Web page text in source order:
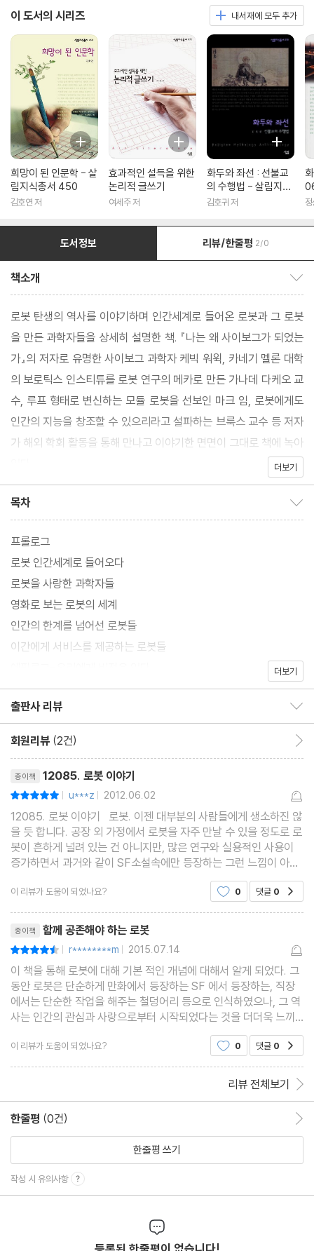
이 도서의 시리즈 내서재에 모두 추가
희망이 된 인문학 - 살
림지식총서 450
김호연 저
효과적인 설득을 위한
논리적 글쓰기
여세주 저
화두와 좌선 : 선불교
의 수행법 - 살림지식
총서 316
김호귀 저
도서정보 리뷰/한줄평 2/0
책소개
로봇 탄생의 역사를 이야기하며 인간세계로 들어온 로봇과 그 로봇
을 만든 과학자들을 상세히 설명한 책. 『나는 왜 사이보그가 되었는
가』의 저자로 유명한 사이보그 과학자 케빅 워윅, 카네기 멜론 대학
의 보로틱스 인스티튜를 로봇 연구의 메카로 만든 가나데 다케오 교
수, 루프 형태로 변신하는 모듈 로봇을 선보인 마크 임, 로봇에게도
인간의 지능을 창조할 수 있으리라고 설파하는 브룩스 교수 등 저자
가 해외 학회 활동을 통해 만나고 이야기한 면면이 그대로 책에 녹아
더보기
목차
프롤로그
로봇 인간세계로 들어오다
로봇을 사랑한 과학자들
영화로 보는 로봇의 세계
인간의 한계를 넘어선 로봇들
이간에게 서비스를 제공하는 로봇들
더보기
출판사 리뷰
회원리뷰 (2건)
종이책 12085. 로봇 이야기
| u***z | 2012.06.02
12085. 로봇 이야기 로봇. 이젠 대부분의 사람들에게 생소하진 않
을 듯 합니다. 공장 외 가정에서 로봇을 자주 만날 수 있을 정도로 로
봇이 흔하게 널려 있는 건 아니지만, 많은 연구와 실용적인 사용이
증가하면서 과거와 같이 SF소설속에만 등장하는 그런 느낌이 아닌
친숙해지며 다가오고 있습니다. 벌
이 리뷰가 도움이 되었나요? 0 댓글 0
종이책 함께 공존해야 하는 로봇
| r********m | 2015.07.14
이 책을 통해 로봇에 대해 기본 적인 개념에 대해서 알게 되었다. 그
동안 로봇은 단순하게 만화에서 등장하는 SF 에서 등장하는, 직장
에서는 단순한 작업을 해주는 철덩어리 등으로 인식하였으나, 그 역
사는 인간의 관심과 사랑으로부터 시작되었다는 것을 더더욱 느끼
게 되었다. 로봇을 만드는 과정은 인간이 아이를 낳는 과정과 비슷하
다는 감정이라고 한다. 로봇의 역사는 예전
이 리뷰가 도움이 되었나요? 0 댓글 0
리뷰 전체보기
한줄평 (0건)
한줄평 쓰기
작성 시 유의사항